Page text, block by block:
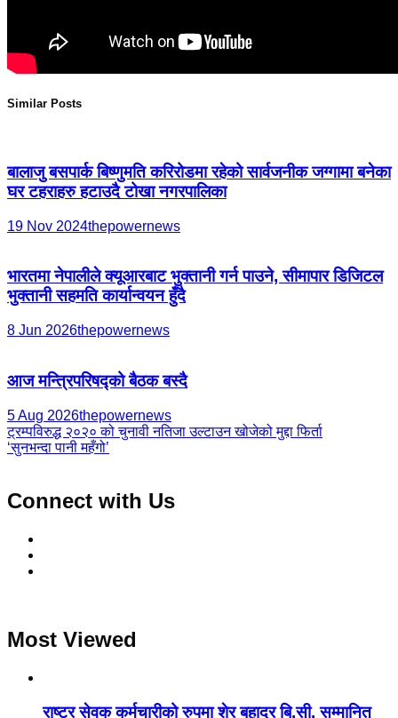
Similar Posts
बालाजु बसपार्क बिष्णुमति करिरोडमा रहेको सार्वजनीक जग्गामा बनेका
घर टहराहरु हटाउदै टोखा नगरपालिका
19 Nov 2024thepowernews
भारतमा नेपालीले क्यूआरबाट भुक्तानी गर्न पाउने, सीमापार डिजिटल
भुक्तानी सहमति कार्यान्वयन हुँदै
8 Jun 2026thepowernews
आज मन्त्रिपरिषद्को बैठक बस्दै
5 Aug 2026thepowernews
Post
navigation
ट्रम्पविरुद्ध २०२० को चुनावी नतिजा उल्टाउन खोजेको मुद्दा फिर्ता
‘सुनभन्दा पानी महँगो’
Connect with Us
Most Viewed
राष्ट्र सेवक कर्मचारीको रुपमा शेर बहादुर बि.सी. सम्मानित